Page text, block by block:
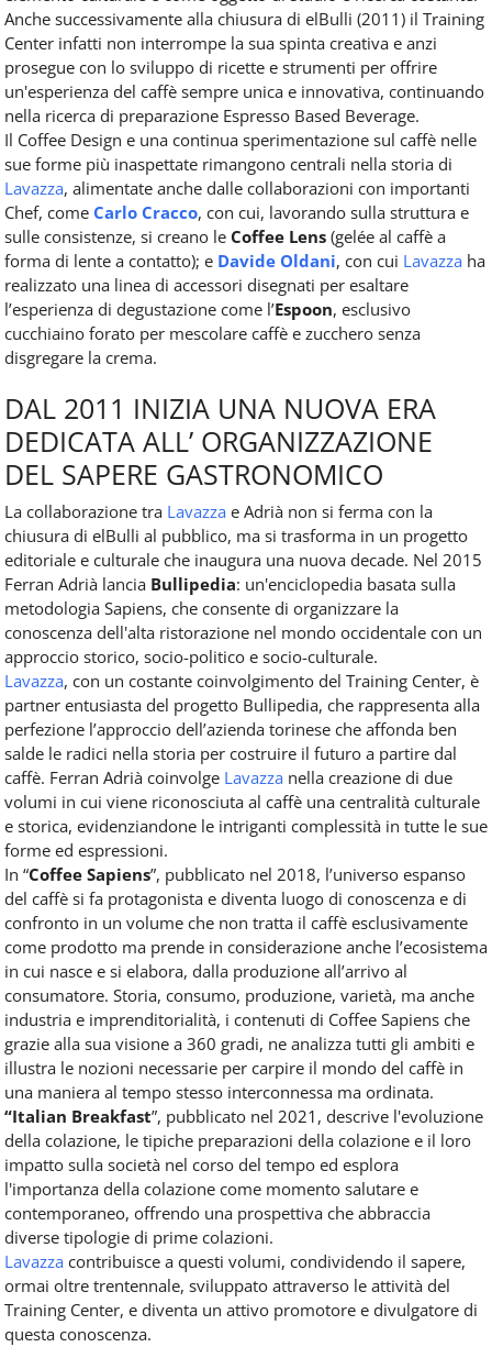
Anche successivamente alla chiusura di elBulli (2011) il Training
Center infatti non interrompe la sua spinta creativa e anzi
prosegue con lo sviluppo di ricette e strumenti per offrire
un'esperienza del caffè sempre unica e innovativa, continuando
nella ricerca di preparazione Espresso Based Beverage.
Il Coffee Design e una continua sperimentazione sul caffè nelle
sue forme più inaspettate rimangono centrali nella storia di
Lavazza, alimentate anche dalle collaborazioni con importanti
Chef, come Carlo Cracco, con cui, lavorando sulla struttura e
sulle consistenze, si creano le Coffee Lens (gelée al caffè a
forma di lente a contatto); e Davide Oldani, con cui Lavazza ha
realizzato una linea di accessori disegnati per esaltare
l’esperienza di degustazione come l’Espoon, esclusivo
cucchiaino forato per mescolare caffè e zucchero senza
disgregare la crema.
DAL 2011 INIZIA UNA NUOVA ERA
DEDICATA ALL’ ORGANIZZAZIONE
DEL SAPERE GASTRONOMICO
La collaborazione tra Lavazza e Adrià non si ferma con la
chiusura di elBulli al pubblico, ma si trasforma in un progetto
editoriale e culturale che inaugura una nuova decade. Nel 2015
Ferran Adrià lancia Bullipedia: un'enciclopedia basata sulla
metodologia Sapiens, che consente di organizzare la
conoscenza dell'alta ristorazione nel mondo occidentale con un
approccio storico, socio-politico e socio-culturale.
Lavazza, con un costante coinvolgimento del Training Center, è
partner entusiasta del progetto Bullipedia, che rappresenta alla
perfezione l’approccio dell’azienda torinese che affonda ben
salde le radici nella storia per costruire il futuro a partire dal
caffè. Ferran Adrià coinvolge Lavazza nella creazione di due
volumi in cui viene riconosciuta al caffè una centralità culturale
e storica, evidenziandone le intriganti complessità in tutte le sue
forme ed espressioni.
In “Coffee Sapiens”, pubblicato nel 2018, l’universo espanso
del caffè si fa protagonista e diventa luogo di conoscenza e di
confronto in un volume che non tratta il caffè esclusivamente
come prodotto ma prende in considerazione anche l’ecosistema
in cui nasce e si elabora, dalla produzione all’arrivo al
consumatore. Storia, consumo, produzione, varietà, ma anche
industria e imprenditorialità, i contenuti di Coffee Sapiens che
grazie alla sua visione a 360 gradi, ne analizza tutti gli ambiti e
illustra le nozioni necessarie per carpire il mondo del caffè in
una maniera al tempo stesso interconnessa ma ordinata.
“Italian Breakfast”, pubblicato nel 2021, descrive l'evoluzione
della colazione, le tipiche preparazioni della colazione e il loro
impatto sulla società nel corso del tempo ed esplora
l'importanza della colazione come momento salutare e
contemporaneo, offrendo una prospettiva che abbraccia
diverse tipologie di prime colazioni.
Lavazza contribuisce a questi volumi, condividendo il sapere,
ormai oltre trentennale, sviluppato attraverso le attività del
Training Center, e diventa un attivo promotore e divulgatore di
questa conoscenza.